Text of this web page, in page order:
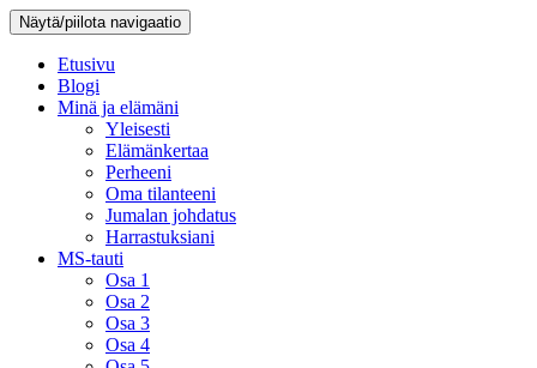
Näytä/piilota navigaatio
Etusivu
Blogi
Minä ja elämäni
Yleisesti
Elämänkertaa
Perheeni
Oma tilanteeni
Jumalan johdatus
Harrastuksiani
MS-tauti
Osa 1
Osa 2
Osa 3
Osa 4